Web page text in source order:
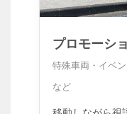
プロモーシ
特殊車両・イベ
など